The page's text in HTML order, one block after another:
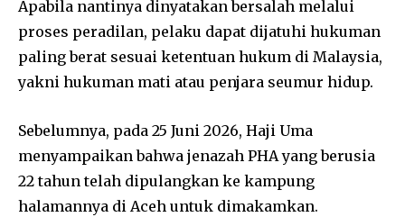
Apabila nantinya dinyatakan bersalah melalui
proses peradilan, pelaku dapat dijatuhi hukuman
paling berat sesuai ketentuan hukum di Malaysia,
yakni hukuman mati atau penjara seumur hidup.
Sebelumnya, pada 25 Juni 2026, Haji Uma
menyampaikan bahwa jenazah PHA yang berusia
22 tahun telah dipulangkan ke kampung
halamannya di Aceh untuk dimakamkan.